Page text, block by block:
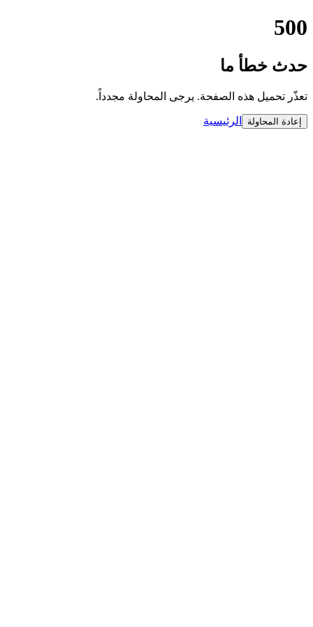
500
حدث خطأ ما
تعذّر تحميل هذه الصفحة. يرجى المحاولة مجدداً.
إعادة المحاولة الرئيسية